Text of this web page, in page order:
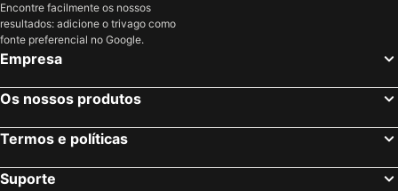
Encontre facilmente os nossos
resultados: adicione o trivago como
fonte preferencial no Google.
Empresa
Os nossos produtos
Termos e políticas
Suporte